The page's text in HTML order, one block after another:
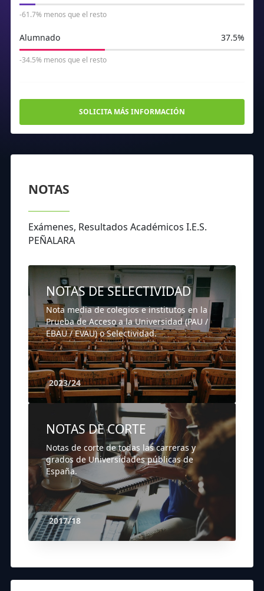
-61.7% menos que el resto
Alumnado 37.5%
-34.5% menos que el resto
SOLICITA MÁS INFORMACIÓN
NOTAS
Exámenes, Resultados Académicos I.E.S.
PEÑALARA
NOTAS DE SELECTIVIDAD
Nota media de colegios e institutos en la
Prueba de Acceso a la Universidad (PAU /
EBAU / EVAU) o Selectividad.
2023/24
NOTAS DE CORTE
Notas de corte de todas las carreras y
grados de Universidades públicas de
España.
2017/18